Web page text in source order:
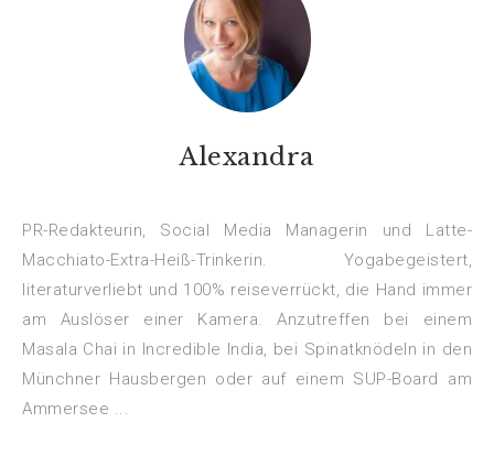
Alexandra
PR-Redakteurin, Social Media Managerin und Latte-
Macchiato-Extra-Heiß-Trinkerin. Yogabegeistert,
literaturverliebt und 100% reiseverrückt, die Hand immer
am Auslöser einer Kamera. Anzutreffen bei einem
Masala Chai in Incredible India, bei Spinatknödeln in den
Münchner Hausbergen oder auf einem SUP-Board am
Ammersee ...